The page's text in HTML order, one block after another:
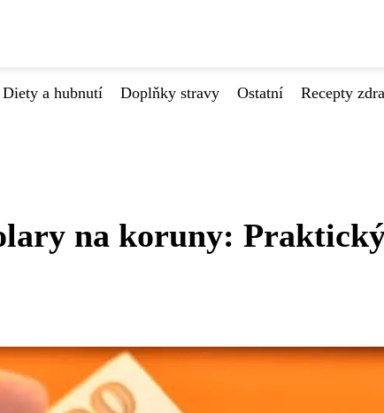
Diety a hubnutí Doplňky stravy Ostatní Recepty
na koruny: